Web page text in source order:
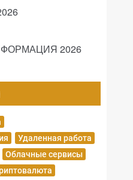
2026
Удаленная работа
Облачные сервисы